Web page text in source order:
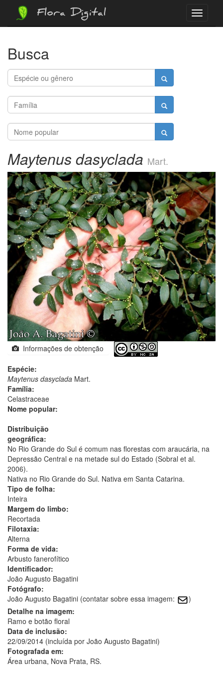
Menu
Flora Digital
Busca
Maytenus dasyclada Mart.
Informações de obtenção
Espécie:
Maytenus dasyclada Mart.
Família:
Celastraceae
Nome popular:
Distribuição
geográfica:
No Rio Grande do Sul é comum nas florestas com araucária, na
Depressão Central e na metade sul do Estado (Sobral et al.
2006).
Nativa no Rio Grande do Sul. Nativa em Santa Catarina.
Tipo de folha:
Inteira
Margem do limbo:
Recortada
Filotaxia:
Alterna
Forma de vida:
Arbusto fanerofítico
Identificador:
João Augusto Bagatini
Fotógrafo:
João Augusto Bagatini (contatar sobre essa imagem:
)
Detalhe na imagem:
Ramo e botão floral
Data de inclusão:
22/09/2014 (incluída por João Augusto Bagatini)
Fotografada em:
Área urbana, Nova Prata, RS.